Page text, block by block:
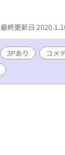
最終更新日
3Pあり
コメ